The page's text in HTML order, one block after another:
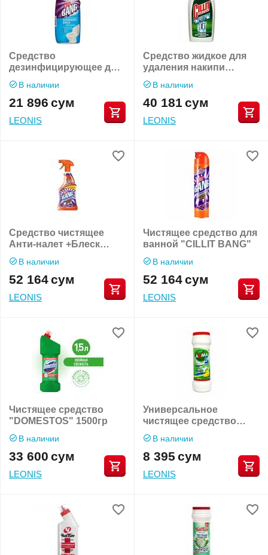
Средство
дезинфицирующее для
туалета Анти-налет +
Блеск "CILLIT BANG"
В наличии
21 896 сум
LEONIS
Средство жидкое для
удаления накипи
"CILLIT"
В наличии
40 181 сум
LEONIS
Средство чистящее
Анти-налет +Блеск
"CILLIT BANG"
В наличии
52 164сум
LEONIS
Чистящее средство для
ванной "CILLIT BANG"
В наличии
52 164сум
LEONIS
Чистящее средство
"DOMESTOS" 1500гр
В наличии
33 600 сум
LEONIS
Универсальное
чистящее средство
"AXMA" 400гр
В наличии
8 395 сум
LEONIS